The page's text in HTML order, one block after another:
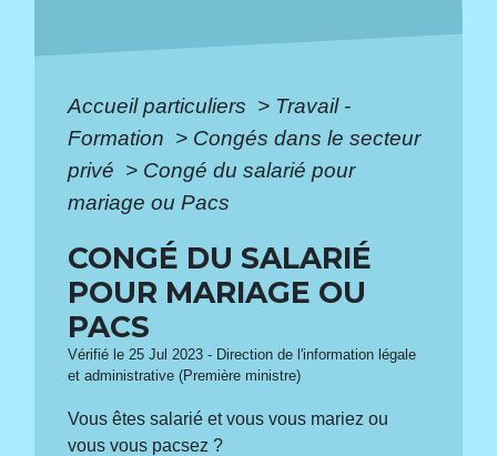
Accueil particuliers > Travail -
Formation > Congés dans le secteur
privé > Congé du salarié pour
mariage ou Pacs
CONGÉ DU SALARIÉ
POUR MARIAGE OU
PACS
Vérifié le 25 Jul 2023 - Direction de l'information légale
et administrative (Première ministre)
Vous êtes salarié et vous vous mariez ou
vous vous pacsez ?